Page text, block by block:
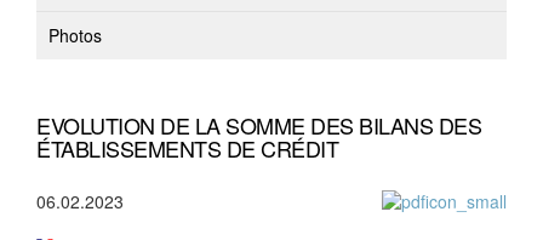
Photos
EVOLUTION DE LA SOMME DES BILANS DES
ÉTABLISSEMENTS DE CRÉDIT
06.02.2023